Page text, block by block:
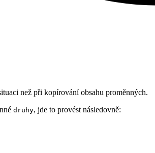
než při kopírování obsahu proměnných.
druhy, jde to provést následovně: